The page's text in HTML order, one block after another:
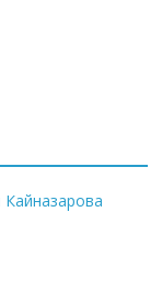
Кайназарова